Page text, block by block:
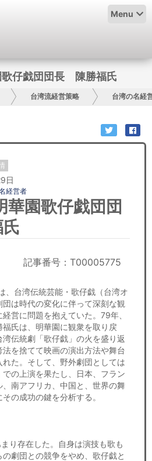
Menu
仔戯団団長 陳勝福氏
台湾流経営策略 台湾の名経
日
経営者
園歌仔戯団団
記事番号：T00005775
台湾伝統芸能・歌仔戯（台湾オ
は時代の変化に伴って深刻な観
営に問題を抱えていた。79年、
氏は、明華園に観衆を取り戻
伝統劇「歌仔戯」の火を盛り返
を捨てて映画の演出方法や舞台
た。そして、野外劇団としては
の上演を果たし、日本、フラン
南アフリカ、中国と、世界の舞
の成功の鍵を分析する。
り存在した。自身は演技も歌も
劇団との競争をやめ、歌仔戯と